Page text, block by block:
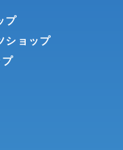
プ
ショップ